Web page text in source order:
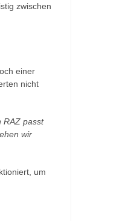
zwischen
einer
nicht
RAZ passt
wir
um